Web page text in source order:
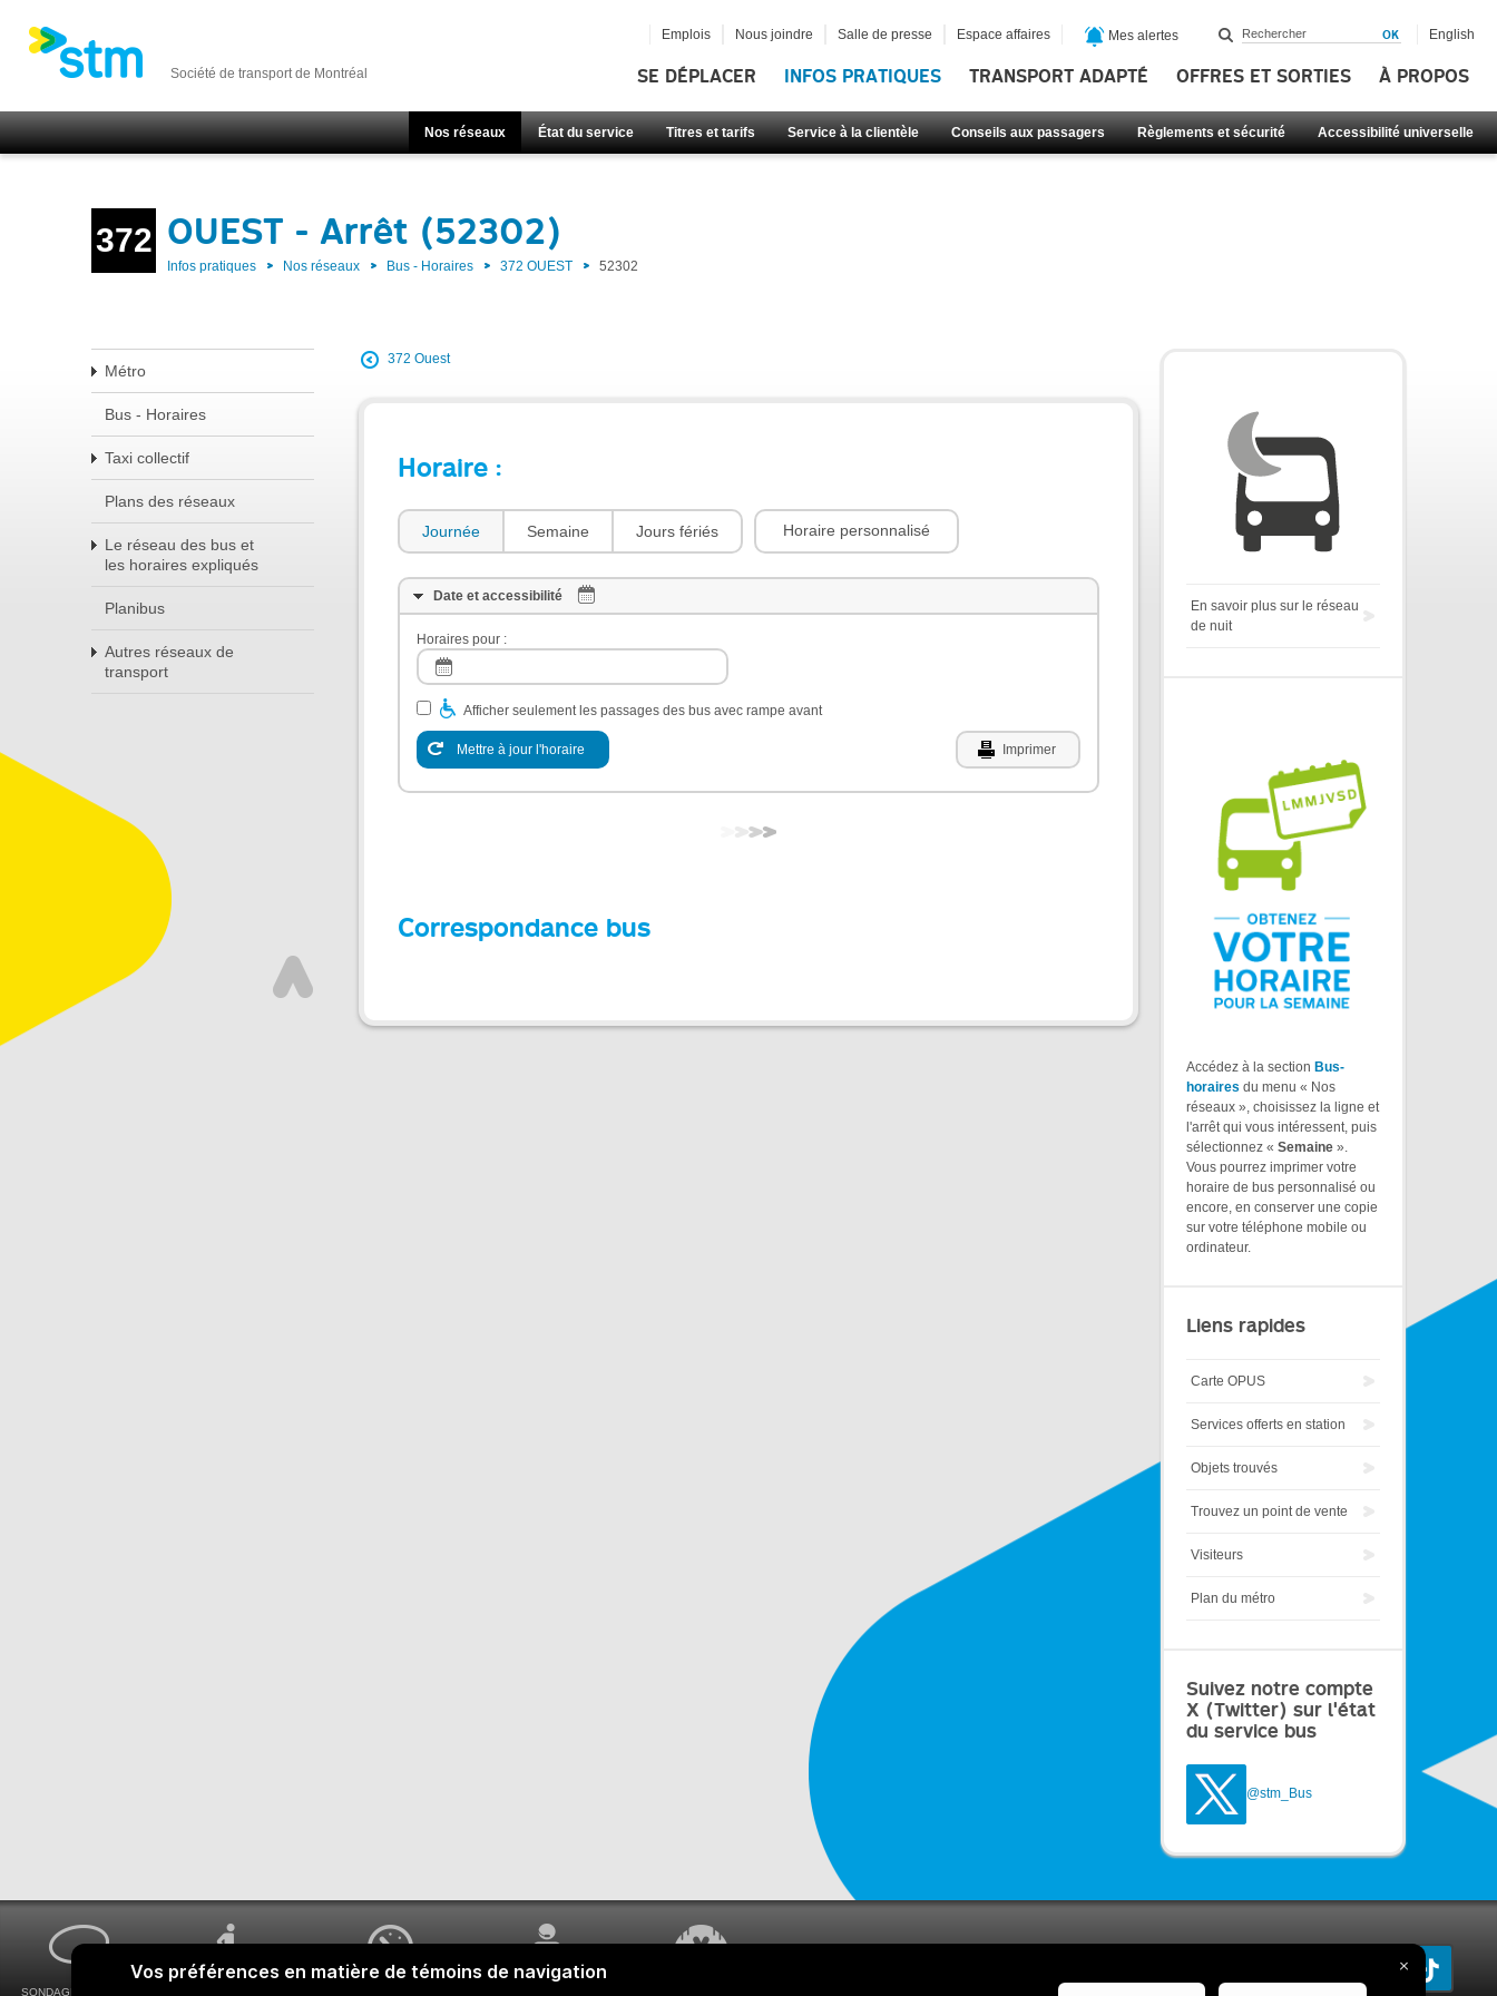
Société de transport de Montréal SE DÉPLACER INFOS PRATIQUES TRANSPORT ADAPTÉ OFFRES ET SORTIES À PROPOS
Nos réseaux État du service Titres et tarifs Service à la clientèle Conseils aux passagers Règlements et sécurité Accessibilité universelle
Emplois Nous joindre Salle de presse Espace affaires Mes alertes English
372 OUEST - Arrêt (52302)
Infos pratiques Nos réseaux Bus - Horaires 372 OUEST 52302
Métro
Bus - Horaires
Taxi collectif
Plans des réseaux
Le réseau des bus et
les horaires expliqués
Planibus
Autres réseaux de
transport
372 Ouest
Horaire :
Journée Semaine Jours fériés Horaire personnalisé
Date et accessibilité
Horaires pour :
Afficher seulement les passages des bus avec rampe avant
Mettre à jour l'horaire Imprimer
Correspondance bus
En savoir plus sur le réseau
de nuit
Accédez à la section Bus-
horaires du menu « Nos
réseaux », choisissez la ligne et
l'arrêt qui vous intéressent, puis
sélectionnez « Semaine ».
Vous pourrez imprimer votre
horaire de bus personnalisé ou
encore, en conserver une copie
sur votre téléphone mobile ou
ordinateur.
Liens rapides
Carte OPUS
Services offerts en station
Objets trouvés
Trouvez un point de vente
Visiteurs
Plan du métro
Suivez notre compte
X (Twitter) sur l'état
du service bus
@stm_Bus
SONDAGES MA VOIX